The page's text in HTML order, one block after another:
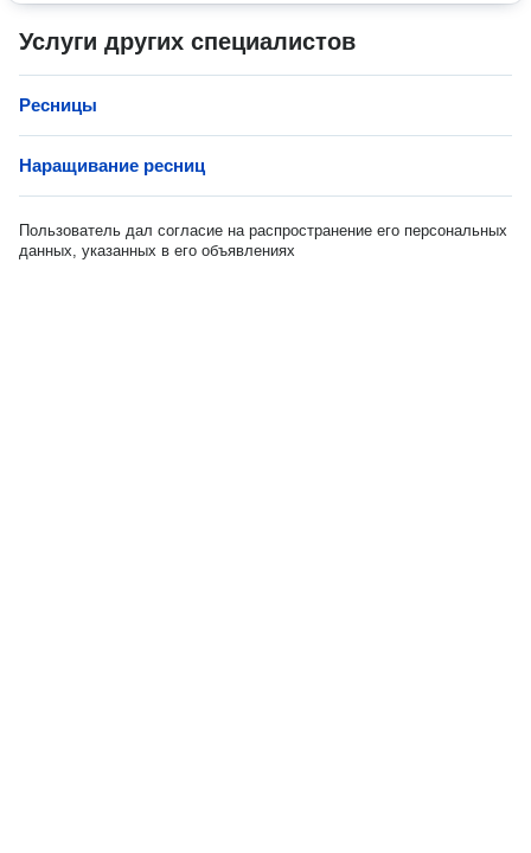
Услуги других специалистов
Ресницы
Наращивание ресниц
Пользователь дал согласие на распространение его персональных
данных, указанных в его объявлениях